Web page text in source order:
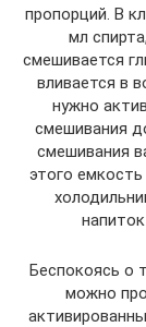
пропорций. В
мл
смешивается
вливается в
нужно
смешивания
смешивания
этого
Беспокоясь о
можно